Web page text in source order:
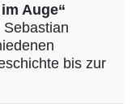
Auge“
bis zur